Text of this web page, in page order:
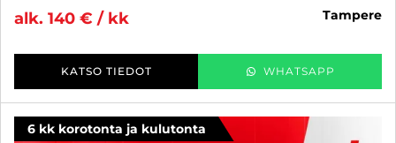
alk. 140 € / kk
tampere
KATSO TIEDOT WHATSAPP
6 kk korotonta ja kulutonta